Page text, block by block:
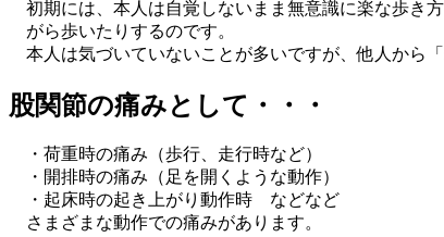
初期には、本人は自覚しないまま無意識に楽な歩き
がら歩いたりするのです。
本人は気づいていないことが多いですが、他人から
股関節の痛みとして・・・
・荷重時の痛み（歩行、走行時など）
・開排時の痛み（足を開くような動作）
・起床時の起き上がり動作時 などなど
さまざまな動作での痛みがあります。